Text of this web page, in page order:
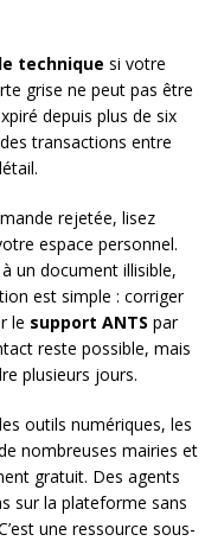
technique si votre
grise ne peut pas être
depuis plus de six
transactions entre
rejetée, lisez
espace personnel.
un document illisible,
est simple : corriger
le support ANTS par
reste possible, mais
plusieurs jours.
outils numériques, les
nombreuses mairies et
gratuit. Des agents
sur la plateforme sans
une ressource sous-